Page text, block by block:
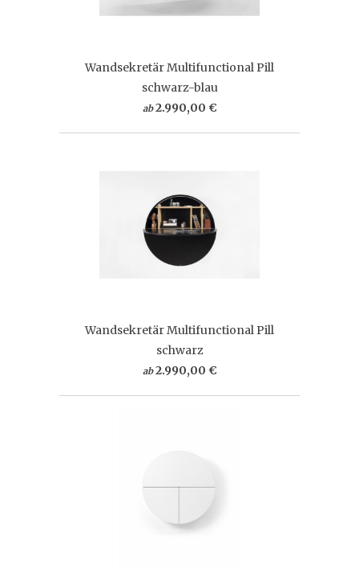
Wandsekretär Multifunctional Pill
schwarz-blau
ab 2.990,00 €
Wandsekretär Multifunctional Pill
schwarz
ab 2.990,00 €